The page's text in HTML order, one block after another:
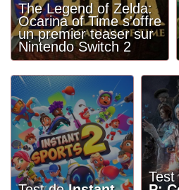
The Legend of Zelda:
Ocarina of Time s'offre
un premier teaser sur
Nintendo Switch 2